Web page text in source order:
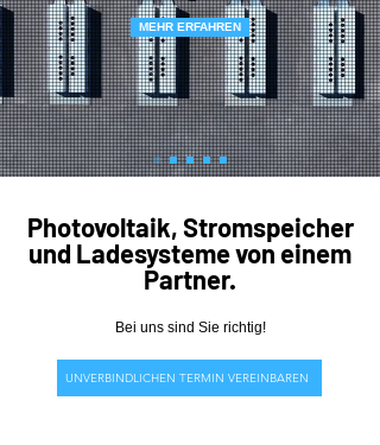
MEHR ERFAHREN
Photovoltaik, Stromspeicher
und Ladesysteme von einem
Partner.
Bei uns sind Sie richtig!
UNVERBINDLICHEN TERMIN VEREINBAREN